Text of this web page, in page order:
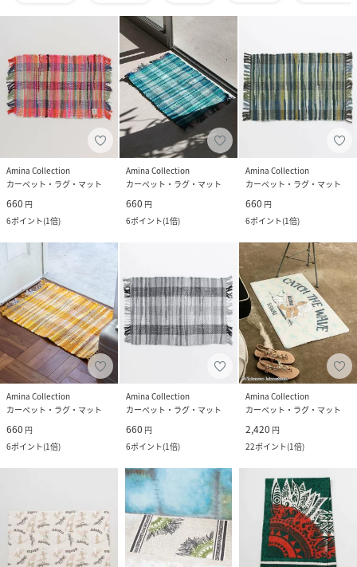
Amina Collection
カーペット・ラグ・マット
660 円
6ポイント(1倍)
Amina Collection
カーペット・ラグ・マット
660 円
6ポイント(1倍)
Amina Collection
カーペット・ラグ・マット
660 円
6ポイント(1倍)
Amina Collection
カーペット・ラグ・マット
660 円
6ポイント(1倍)
Amina Collection
カーペット・ラグ・マット
660 円
6ポイント(1倍)
Amina Collection
カーペット・ラグ・マット
2,420 円
22ポイント(1倍)